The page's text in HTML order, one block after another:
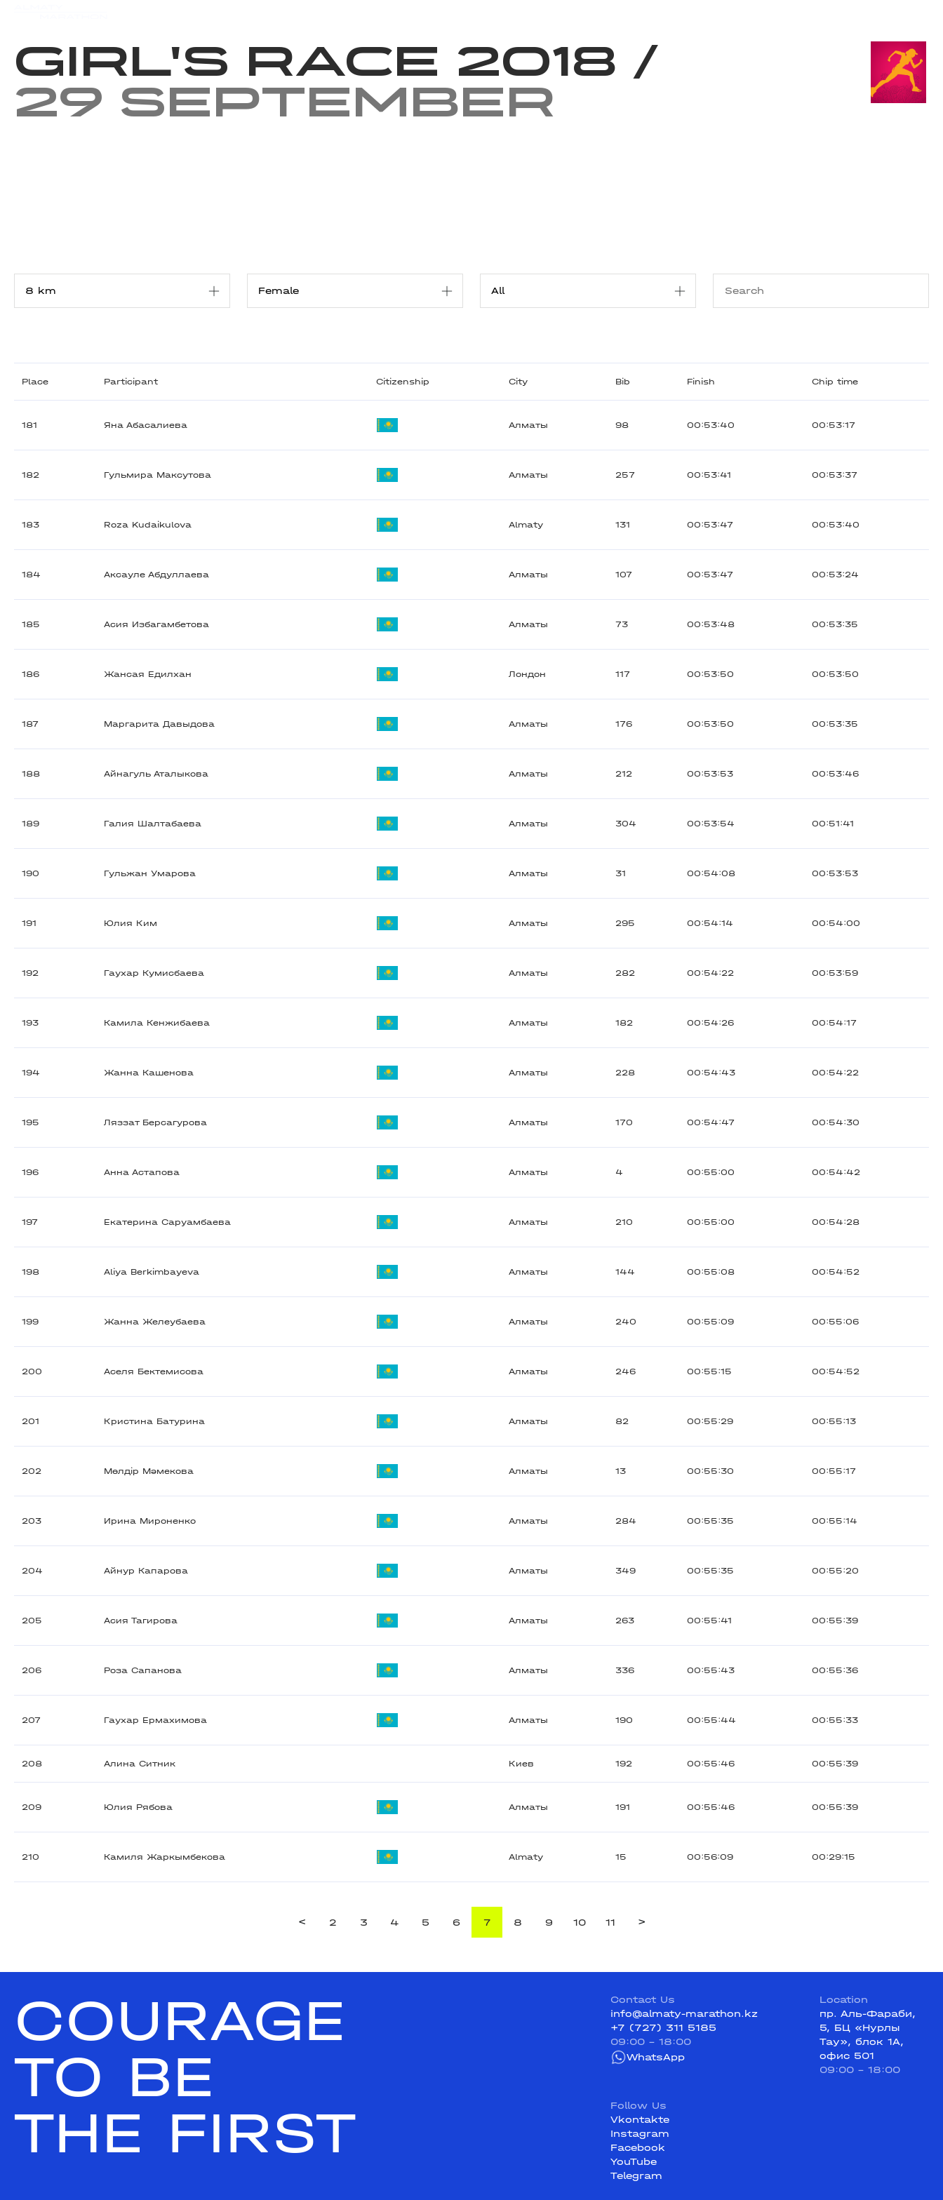
Girl's race 2018 /
29 September
Place Participant Citizenship City Bib Finish Chip time
181 Яна Абасалиева Алматы 98 00:53:40 00:53:17
182 Гульмира Максутова Алматы 257 00:53:41 00:53:37
183 Roza Kudaikulova Almaty 131 00:53:47 00:53:40
184 Аксауле Абдуллаева Алматы 107 00:53:47 00:53:24
185 Асия Избагамбетова Алматы 73 00:53:48 00:53:35
186 Жансая Едилхан Лондон 117 00:53:50 00:53:50
187 Маргарита Давыдова Алматы 176 00:53:50 00:53:35
188 Айнагуль Аталыкова Алматы 212 00:53:53 00:53:46
189 Галия Шалтабаева Алматы 304 00:53:54 00:51:41
190 Гульжан Умарова Алматы 31 00:54:08 00:53:53
191 Юлия Ким Алматы 295 00:54:14 00:54:00
192 Гаухар Кумисбаева Алматы 282 00:54:22 00:53:59
193 Камила Кенжибаева Алматы 182 00:54:26 00:54:17
194 Жанна Кашенова Алматы 228 00:54:43 00:54:22
195 Ляззат Берсагурова Алматы 170 00:54:47 00:54:30
196 Анна Астапова Алматы 4 00:55:00 00:54:42
197 Екатерина Саруамбаева Алматы 210 00:55:00 00:54:28
198 Aliya Berkimbayeva Алматы 144 00:55:08 00:54:52
199 Жанна Желеубаева Алматы 240 00:55:09 00:55:06
200 Аселя Бектемисова Алматы 246 00:55:15 00:54:52
201 Кристина Батурина Алматы 82 00:55:29 00:55:13
202 Мөлдір Мәмекова Алматы 13 00:55:30 00:55:17
203 Ирина Мироненко Алматы 284 00:55:35 00:55:14
204 Айнур Капарова Алматы 349 00:55:35 00:55:20
205 Асия Тагирова Алматы 263 00:55:41 00:55:39
206 Роза Сапанова Алматы 336 00:55:43 00:55:36
207 Гаухар Ермахимова Алматы 190 00:55:44 00:55:33
208 Алина Ситник Киев 192 00:55:46 00:55:39
209 Юлия Рябова Алматы 191 00:55:46 00:55:39
210 Камиля Жаркымбекова Almaty 15 00:56:09 00:29:15
< 2 3 4 5 6 7 8 9 10 11 >
COURAGE
TO BE
THE FIRST
Contact Us
info@almaty-marathon.kz
+7 (727) 311 5185
09:00 - 18:00
WhatsApp
Location
пр. Аль-Фараби,
5, БЦ «Нурлы
Тау», блок 1А,
офис 501
09:00 - 18:00
Follow Us
Vkontakte
Instagram
Facebook
YouTube
Telegram